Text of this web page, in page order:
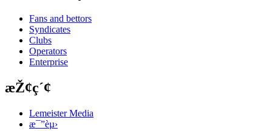
Fans and bettors
Syndicates
Clubs
Operators
Enterprise
æŽ¢ç´¢
Lemeister Media
æ¯”èµ›